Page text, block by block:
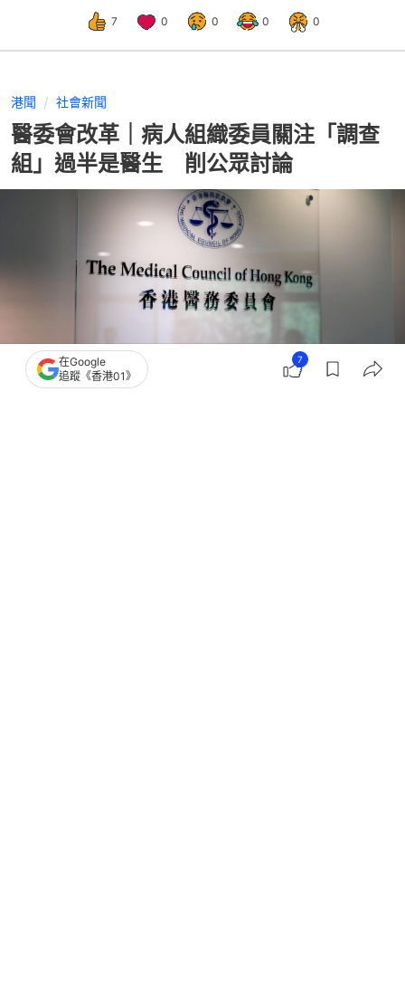
7 0 0 0 0
港聞 社會新聞
醫委會改革｜病人組織委員關注「調查
組」過半是醫生 削公眾討論
在Google
追蹤《香港01》
7